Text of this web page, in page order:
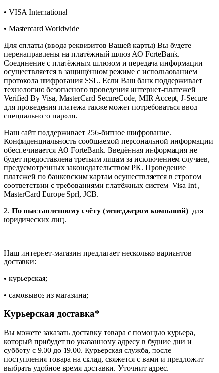
• VISA International
• Mastercard Worldwide
Для оплаты (ввода реквизитов Вашей карты) Вы будете
перенаправлены на платёжный шлюз АО ForteBank.
Соединение с платёжным шлюзом и передача информации
осуществляется в защищённом режиме с использованием
протокола шифрования SSL. Если Ваш банк поддерживает
технологию безопасного проведения интернет-платежей
Verified By Visa, MasterCard SecureCode, MIR Accept, J-Secure
для проведения платежа также может потребоваться ввод
специального пароля.
Наш сайт поддерживает 256-битное шифрование.
Конфиденциальность сообщаемой персональной информации
обеспечивается АО ForteBank. Введённая информация не
будет предоставлена третьим лицам за исключением случаев,
предусмотренных законодательством РК. Проведение
платежей по банковским картам осуществляется в строгом
соответствии с требованиями платёжных систем Visa Int.,
MasterCard Europe Sprl, JCB.
2. По выставленному счёту (менеджером компаний) для
юридических лиц.
Наш интернет-магазин предлагает несколько вариантов
доставки:
• курьерская;
• самовывоз из магазина;
Курьерская доставка*
Вы можете заказать доставку товара с помощью курьера,
который прибудет по указанному адресу в будние дни и
субботу с 9.00 до 19.00. Курьерская служба, после
поступления товара на склад, свяжется с вами и предложит
выбрать удобное время доставки. Уточнит адрес.